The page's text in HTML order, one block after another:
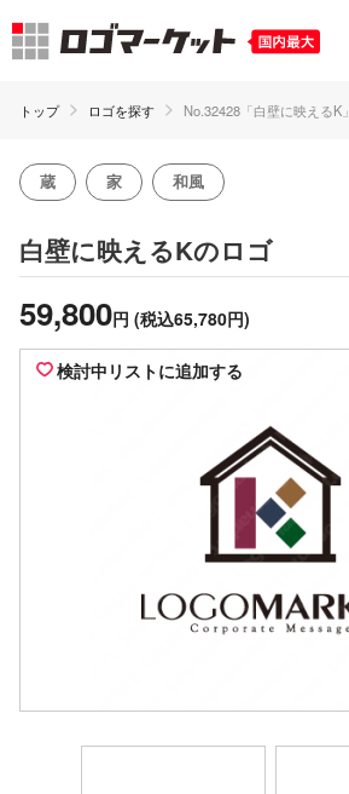
トップ ロゴを探す No.32428「白壁に映えるK」
蔵 家 和風
白壁に映えるKのロゴ
59,800円 (税込65,780円)
検討中リストに追加する